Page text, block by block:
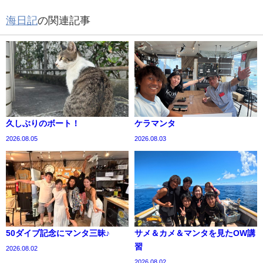
海日記の関連記事
久しぶりのボート！
2026.08.05
ケラマンタ
2026.08.03
50ダイブ記念にマンタ三昧♪
2026.08.02
サメ＆カメ＆マンタを見たOW講
習